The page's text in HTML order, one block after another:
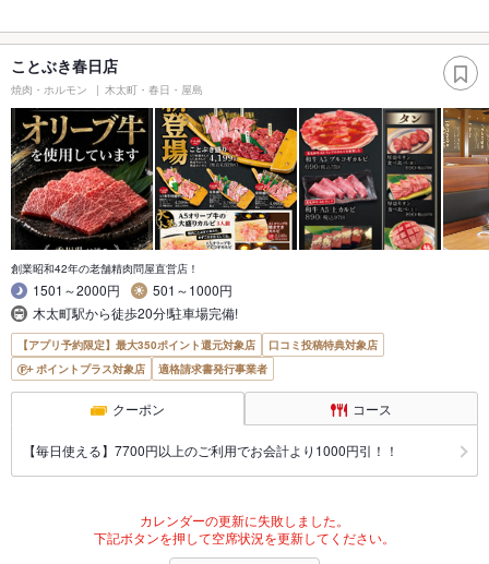
ことぶき春日店
焼肉・ホルモン 木太町・春日・屋島
創業昭和42年の老舗精肉問屋直営店！
1501～2000円
501～1000円
木太町駅から徒歩20分!駐車場完備!
【アプリ予約限定】最大350ポイント還元対象店
口コミ投稿特典対象店
ポイントプラス対象店
適格請求書発行事業者
クーポン コース
【毎日使える】7700円以上のご利用でお会計より1000円引！！
カレンダーの更新に失敗しました。
下記ボタンを押して空席状況を更新してください。